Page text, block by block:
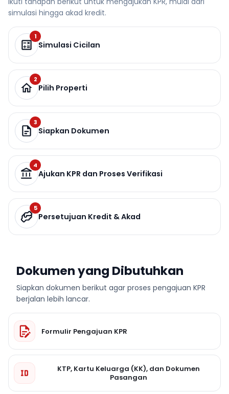
simulasi hingga akad kredit.
1
Simulasi Cicilan
2
Pilih Properti
3
Siapkan Dokumen
4
Ajukan KPR dan Proses Verifikasi
5
Persetujuan Kredit & Akad
Dokumen yang Dibutuhkan
Siapkan dokumen berikut agar proses pengajuan KPR
berjalan lebih lancar.
Formulir Pengajuan KPR
KTP, Kartu Keluarga (KK), dan Dokumen
Pasangan